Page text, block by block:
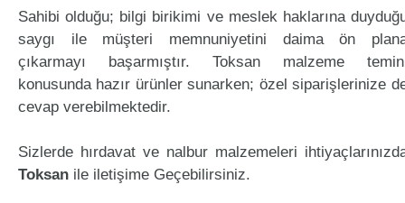
Sahibi olduğu; bilgi birikimi ve meslek haklarına
saygı ile müşteri memnuniyetini daima ön
çıkarmayı başarmıştır. Toksan malzeme
konusunda hazır ürünler sunarken; özel siparişlerinize
cevap verebilmektedir.
Sizlerde hırdavat ve nalbur malzemeleri
Toksan ile iletişime Geçebilirsiniz.